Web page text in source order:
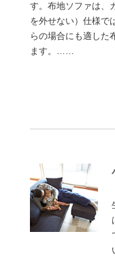
す。布地ソファは、
を外せない）仕様で
らの場合にも適した
ます。……